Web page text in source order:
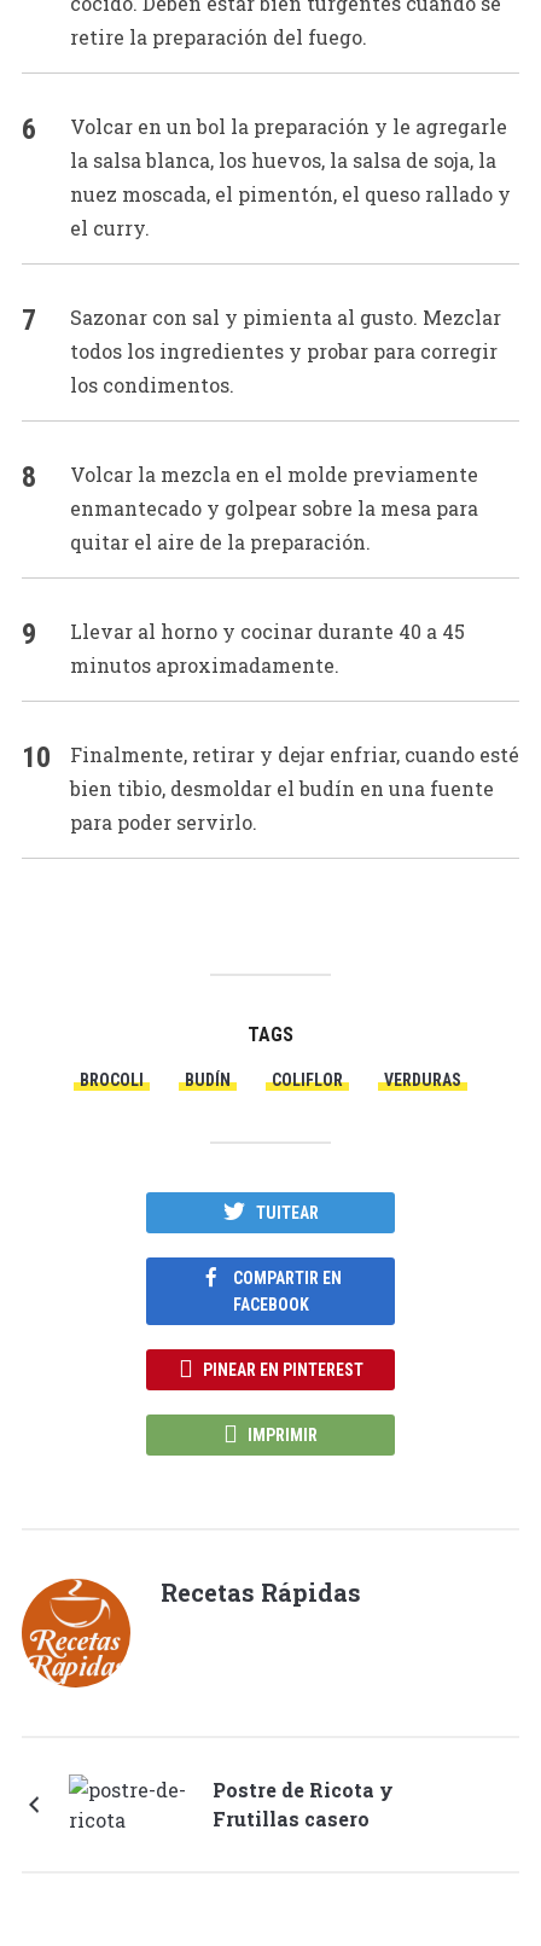
retire la preparación del fuego.
Volcar en un bol la preparación y le agregarle
la salsa blanca, los huevos, la salsa de soja, la
nuez moscada, el pimentón, el queso rallado y
el curry.
Sazonar con sal y pimienta al gusto. Mezclar
todos los ingredientes y probar para corregir
los condimentos.
Volcar la mezcla en el molde previamente
enmantecado y golpear sobre la mesa para
quitar el aire de la preparación.
Llevar al horno y cocinar durante 40 a 45
minutos aproximadamente.
Finalmente, retirar y dejar enfriar, cuando esté
bien tibio, desmoldar el budín en una fuente
para poder servirlo.
TAGS
BROCOLI BUDÍN COLIFLOR VERDURAS
TUITEAR
COMPARTIR EN
FACEBOOK
PINEAR EN PINTEREST
IMPRIMIR
Recetas Rápidas
Postre de Ricota y
Frutillas casero